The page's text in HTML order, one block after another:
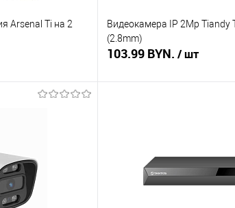
Arsenal Ti на 2
В наличии
Видеокамера IP 2Mp Tiandy
(2.8mm)
103.99 BYN. / шт
В избранное